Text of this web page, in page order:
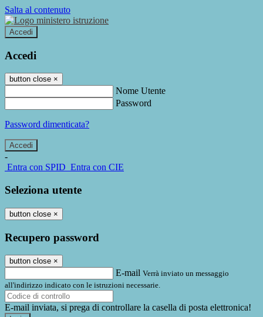
Salta al contenuto
Accedi
Accedi
button close ×
Nome Utente
Password
Password dimenticata?
-
Entra con SPID Entra con CIE
Seleziona utente
button close ×
Recupero password
button close ×
E-mail Verrà inviato un messaggio
all'indirizzo indicato con le istruzioni necessarie.
E-mail inviata, si prega di controllare la casella di posta elettronica!